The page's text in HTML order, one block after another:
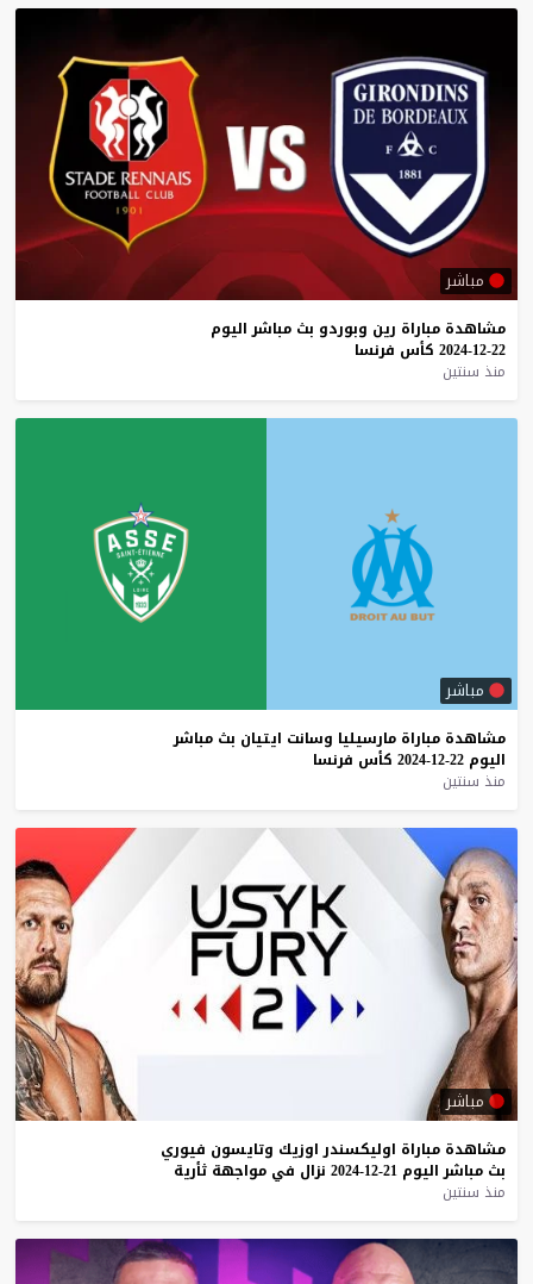
مباشر
مشاهدة مباراة رين وبوردو بث مباشر اليوم
22-12-2024
كأس فرنسا
منذ سنتين
مباشر
مشاهدة مباراة مارسيليا وسانت ايتيان بث مباشر
اليوم 22-12-2024 كأس فرنسا
منذ سنتين
مباشر
مشاهدة مباراة اوليكسندر اوزيك وتايسون فيوري
بث مباشر اليوم 21-12-2024 نزال في مواجهة ثأرية
منذ سنتين